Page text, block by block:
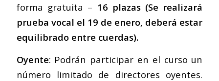
forma gratuita – 16 plazas (Se realizará
prueba vocal el 19 de enero, deberá estar
equilibrado entre cuerdas).
Oyente: Podrán participar en el curso un
número limitado de directores oyentes.